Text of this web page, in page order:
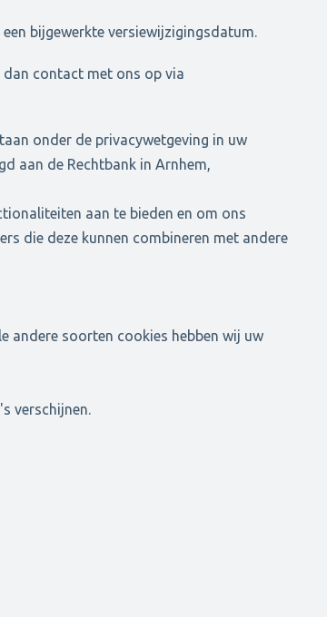
bijgewerkte versiewijzigingsdatum.
dan contact met ons op via
onder de privacywetgeving in uw
aan de Rechtbank in Arnhem,
aan te bieden en om ons
die deze kunnen combineren met andere
andere soorten cookies hebben wij uw
verschijnen.